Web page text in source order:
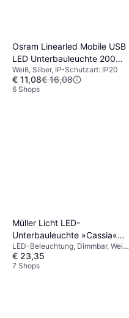
Osram Linearled Mobile USB
LED Unterbauleuchte 200
Silber Tischbeleuchtung
Weiß, Silber, IP-Schutzart: IP20
€ 11,08€ 16,08
6 Shops
Müller Licht LED-
Unterbauleuchte »Cassia«
Tischbeleuchtung
LED-Beleuchtung, Dimmbar, Weiß,
IP-Schutzart: IP20
€ 23,35
7 Shops